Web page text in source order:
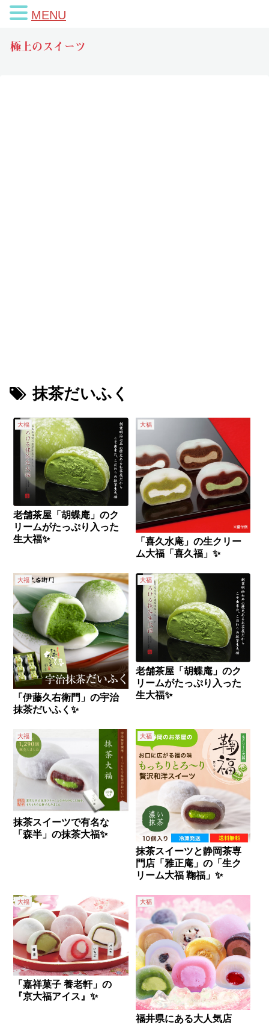
極上のスイーツ
抹茶だいふく
大福
老舗茶屋「胡蝶庵」のク
リームがたっぷり入った
生大福✨
大福
「喜久水庵」の生クリー
ム大福「喜久福」✨
大福
「伊藤久右衛門」の宇治
抹茶だいふく✨
大福
老舗茶屋「胡蝶庵」のク
リームがたっぷり入った
生大福✨
大福
抹茶スイーツで有名な
「森半」の抹茶大福✨
大福
抹茶スイーツと静岡茶専
門店「雅正庵」の「生ク
リーム大福 鞠福」✨
大福
「嘉祥菓子 養老軒」の
『京大福アイス』✨
大福
福井県にある大人気店
MENU